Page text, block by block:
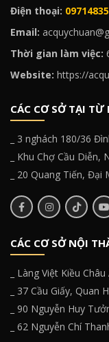
Điện thoại:
Email:
Thời gian làm việc:
Website: https://
CÁC CƠ SỞ TẠI TỪ
_ 3 nghách 180/36
_ Khu Chợ Cầu Diễn,
_ 20 Quang Tiến,
CÁC CƠ SỞ NỘI
_ Làng Việt Kiều
_ 37 Cầu Giấy, Quan
_ 90 Nguyễn Huy
_ 62 Nguyễn Chí